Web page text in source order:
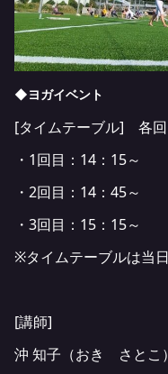
◆ヨガイベント
[タイムテーブル] 各
・1回目：14：15～
・2回目：14：45～
・3回目：15：15～
※タイムテーブルは当
[講師]
沖 知子（おき さとこ）